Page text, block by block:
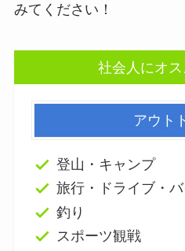
みてください！
社会人にオ
アウト
登山・キャンプ
旅行・ドライブ・バ
釣り
スポーツ観戦